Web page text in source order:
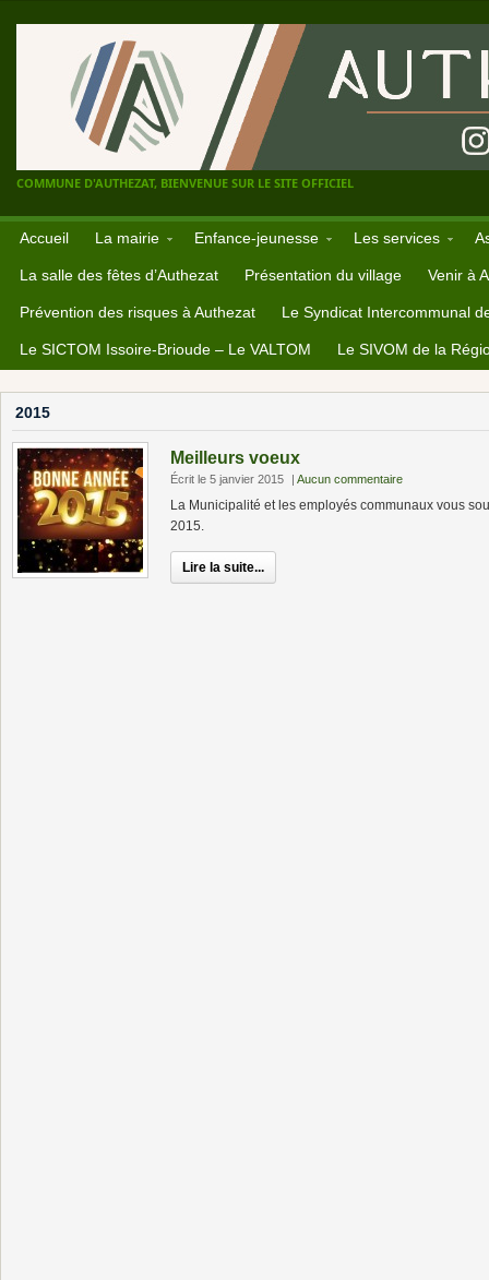
COMMUNE D'AUTHEZAT, BIENVENUE SUR LE SITE OFFICIEL
Accueil La mairie Enfance-jeunesse Les services
La salle des fêtes d’Authezat Présentation du village Venir à
Prévention des risques à Authezat Le Syndicat Intercommunal
Le SICTOM Issoire-Brioude – Le VALTOM Le SIVOM de la
2015
Meilleurs voeux
Écrit le 5 janvier 2015 | Aucun commentaire
La Municipalité et les employés communaux vous
2015.
Lire la suite...